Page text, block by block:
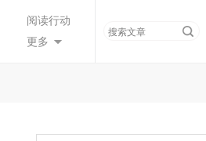
阅读行动
更多